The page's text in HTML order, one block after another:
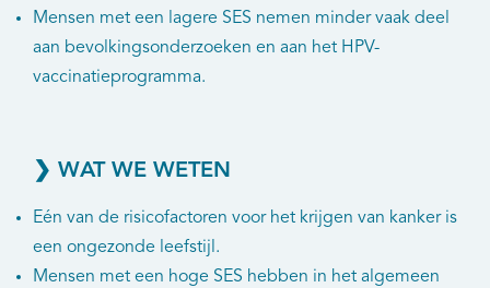
Mensen met een lagere SES nemen minder vaak deel
aan bevolkingsonderzoeken en aan het HPV-
vaccinatieprogramma.
❯ WAT WE WETEN
Eén van de risicofactoren voor het krijgen van kanker is
een ongezonde leefstijl.
Mensen met een hoge SES hebben in het algemeen